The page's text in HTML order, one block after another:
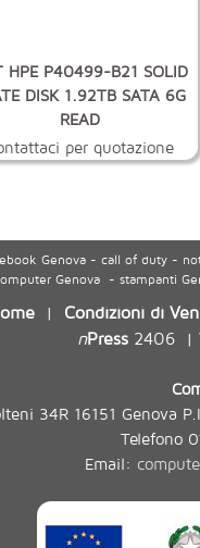
HPE P40499-B21 SOLID
DISK 1.92TB SATA 6G
READ
per quotazione
Genova - call of duty -
Genova - stampanti
| Condizioni di
nPress2406|
34R 16151 Genova
Telefono
Email: